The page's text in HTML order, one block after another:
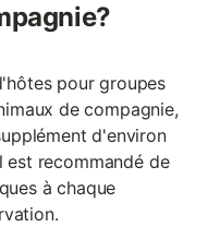
pour groupes
de compagnie,
d'environ
est recommandé de
à chaque